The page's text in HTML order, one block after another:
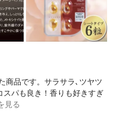
商品です。サラサラ､ツヤツ
スパも良き！香りも好きすぎ
見る